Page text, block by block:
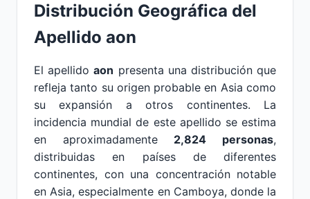
Distribución Geográfica del
Apellido aon
El apellidoaon presenta una distribución que
refleja tanto su origen probable en Asia como
su expansión a otros continentes. La
incidencia mundial de este apellido se estima
en aproximadamente 2,824 personas,
distribuidas en países de diferentes
continentes, con una concentración notable
en Asia, especialmente en Camboya, donde la